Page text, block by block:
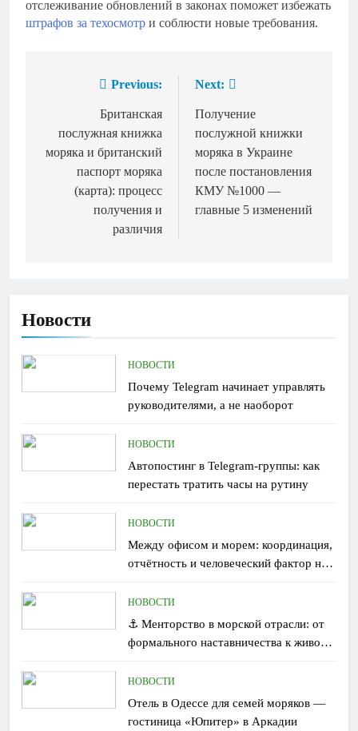
отслеживание обновлений в законах поможет избежать
штрафов за техосмотр и соблюсти новые требования.
Навигация
записям
Previous:
Британская
послужная книжка
моряка и британский
паспорт моряка
(карта): процесс
получения и
различия
Next:
Получение
послужной книжки
моряка в Украине
после постановления
КМУ №1000 —
главные 5 изменений
Новости
НОВОСТИ
Почему Telegram начинает управлять
руководителями, а не наоборот
НОВОСТИ
Автопостинг в Telegram-группы: как
перестать тратить часы на рутину
НОВОСТИ
Между офисом и морем: координация,
отчётность и человеческий фактор на
НОВОСТИ
⚓ Менторство в морской отрасли: от
формального наставничества к живому
НОВОСТИ
Отель в Одессе для семей моряков —
гостиница «Юпитер» в Аркадии